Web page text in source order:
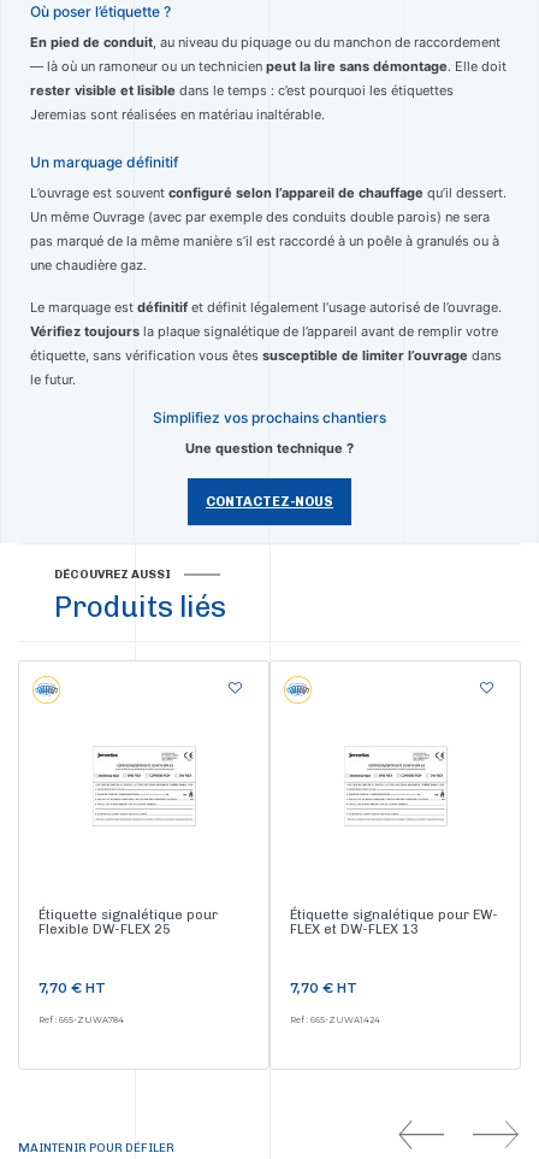
Où poser l’étiquette ?
En pied de conduit , au niveau du piquage ou du manchon de raccordement
— là où un ramoneur ou un technicien peut la lire sans démontage. Elle doit
rester visible et lisible dans le temps : c’est pourquoi les étiquettes
Jeremias sont réalisées en matériau inaltérable.
Un marquage définitif
L’ouvrage est souvent configuré selon l’appareil de chauffage qu’il dessert.
Un même Ouvrage (avec par exemple des conduits double parois) ne sera
pas marqué de la même manière s’il est raccordé à un poêle à granulés ou à
une chaudière gaz.
Le marquage est définitif et définit légalement l’usage autorisé de l’ouvrage.
Vérifiez toujours la plaque signalétique de l’appareil avant de remplir votre
étiquette, sans vérification vous êtes susceptible de limiter l’ouvrage dans
le futur.
Simplifiez vos prochains chantiers
Une question technique ?
CONTACTEZ-NOUS
DÉCOUVREZ AUSSI
Produits liés
Étiquette signalétique pour
Flexible DW-FLEX 25
Prix
7,70 € HT
Ref : 665-ZUWA784
Étiquette signalétique pour EW-
FLEX et DW-FLEX 13
Prix
7,70 € HT
Ref : 665-ZUWA1424
MAINTENIR POUR DÉFILER